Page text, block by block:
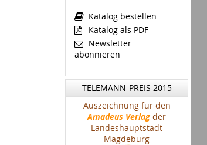
Katalog bestellen
Katalog als PDF
Newsletter
abonnieren
TELEMANN-PREIS 2015
Auszeichnung für den
Amadeus Verlag der
Landeshauptstadt
Magdeburg